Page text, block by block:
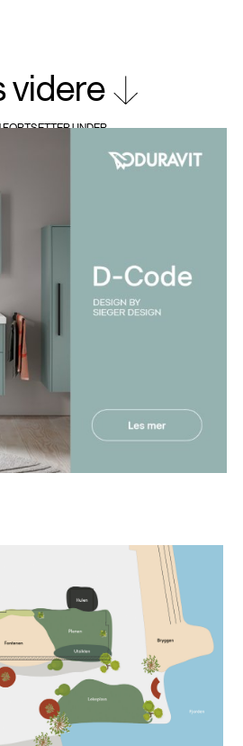
skole/arbeid – en stue for
er en tradisjonsrik bydel
er opptatt av
og industrielle
til uttrykk at Laksevåg
etnisk og kulturelt.
alle velkommen.
var å skape et felles
– der det er ulike
og materialvalg tar
Laksevåg står et
kran. Denne er flyttet inn i
er blitt både trekkplaster og
røttene er også trukket
der gulmalte H-bjelker
som gir
og støydemping.
er bygget av trevirke
Bybanens vogner til Bergen.
fra riving av
likeså. De gule
innbyggerne i området – i
vi ensomme trestoler som
er mye av
pusset opp fra andre
og møbler har vært styrt av
videre